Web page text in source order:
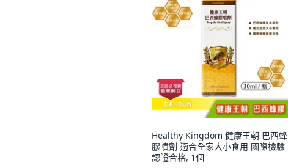
Healthy Kingdom 健康王朝 巴西蜂
膠噴劑 適合全家大小食用 國際檢驗
認證合格, 1個